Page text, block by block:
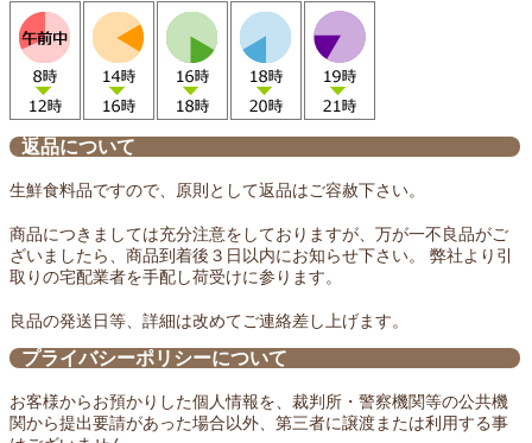
返品について
生鮮食料品ですので、原則として返品はご容赦下さい。
商品につきましては充分注意をしておりますが、万が一不良品がご
ざいましたら、商品到着後３日以内にお知らせ下さい。 弊社より引
取りの宅配業者を手配し荷受けに参ります。
良品の発送日等、詳細は改めてご連絡差し上げます。
プライバシーポリシーについて
お客様からお預かりした個人情報を、裁判所・警察機関等の公共機
関から提出要請があった場合以外、第三者に譲渡または利用する事